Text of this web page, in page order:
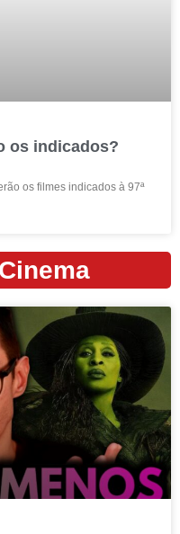
os indicados?
os filmes indicados à 97ª